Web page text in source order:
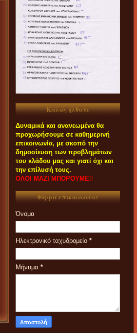
Καλώς ήλθατε
Δυναμικά και ανανεωμένα θα
προχωρήσουμε σε καθημερινή
επικοινωνία, με σκοπό την
δημοσίευση των προβλημάτων
του κλάδου μας και γιατί όχι και
την επίλυσή τους.
ΟΛΟΙ ΜΑΖΙ ΜΠΟΡΟΥΜΕ!!
Φόρμα επικοινωνίας
Όνομα
Ηλεκτρονικό ταχυδρομείο *
Μήνυμα *